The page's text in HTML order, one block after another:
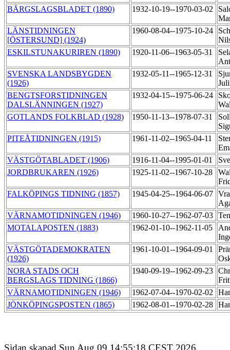
BÄRGSLAGSBLADET (1890)
1932-10-19--1970-03-02
LÄNSTIDNINGEN
[ÖSTERSUND] (1924)
1960-08-04--1975-10-24
ESKILSTUNAKURIREN (1890)
1920-11-06--1963-05-31
SVENSKA LANDSBYGDEN
(1926)
1932-05-11--1965-12-31
BENGTSFORSTIDNINGEN
DALSLÄNNINGEN (1927)
1932-04-15--1975-06-24
GOTLANDS FOLKBLAD (1928)
1950-11-13--1978-07-31
PITEÅTIDNINGEN (1915)
1961-11-02--1965-04-11
VÄSTGÖTABLADET (1906)
1916-11-04--1995-01-01
JORDBRUKAREN (1926)
1925-11-02--1967-10-28
FALKÖPINGS TIDNING (1857)
1945-04-25--1964-06-07
VÄRNAMOTIDNINGEN (1946)
1960-10-27--1962-07-03
MOTALAPOSTEN (1883)
1962-01-10--1962-11-05
VÄSTGÖTADEMOKRATEN
(1926)
1961-10-01--1964-09-01
NORA STADS OCH
BERGSLAGS TIDNING (1866)
1940-09-19--1962-09-23
VÄRNAMOTIDNINGEN (1946)
1962-07-04--1970-02-02
JÖNKÖPINGSPOSTEN (1865)
1962-08-01--1970-02-28
Sidan skapad Sun Aug 09 14:55:18 CEST 2026